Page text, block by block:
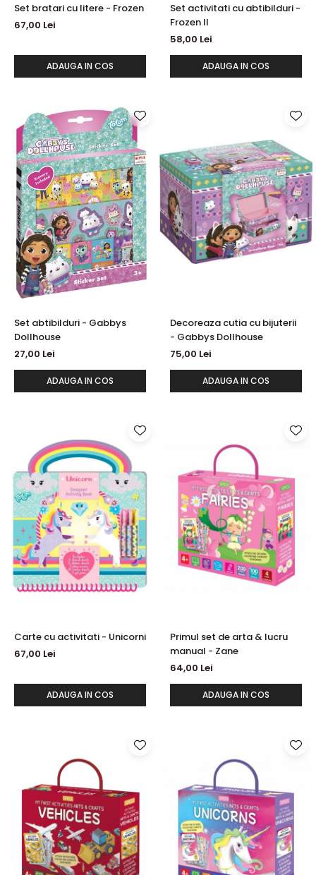
Set bratari cu litere - Frozen
67,00 Lei
ADAUGA IN COS
Set activitati cu abtibilduri -
Frozen II
58,00 Lei
ADAUGA IN COS
Set abtibilduri - Gabbys
Dollhouse
27,00 Lei
ADAUGA IN COS
Decoreaza cutia cu bijuterii
- Gabbys Dollhouse
75,00 Lei
ADAUGA IN COS
Carte cu activitati - Unicorni
67,00 Lei
ADAUGA IN COS
Primul set de arta & lucru
manual - Zane
64,00 Lei
ADAUGA IN COS